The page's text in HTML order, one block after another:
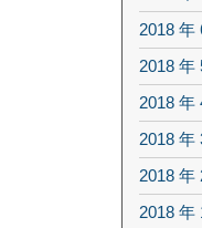
2018 年
2018 年
2018 年
2018 年
2018 年
2018 年